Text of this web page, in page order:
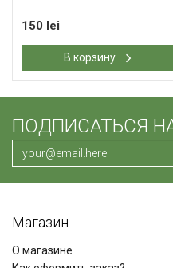
150 lei
В корзину
ПОДПИСАТЬСЯ
Магазин
О магазине